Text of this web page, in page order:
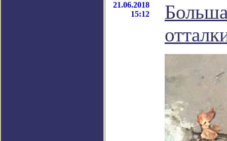
21.06.2018
15:12